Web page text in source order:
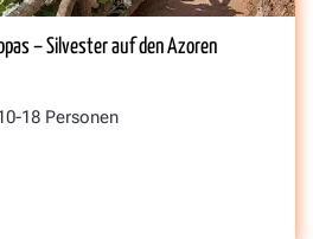
– Silvester auf den Azoren
18 Personen